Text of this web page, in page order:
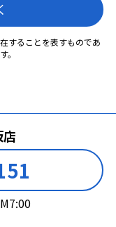
することを表すものであ
。